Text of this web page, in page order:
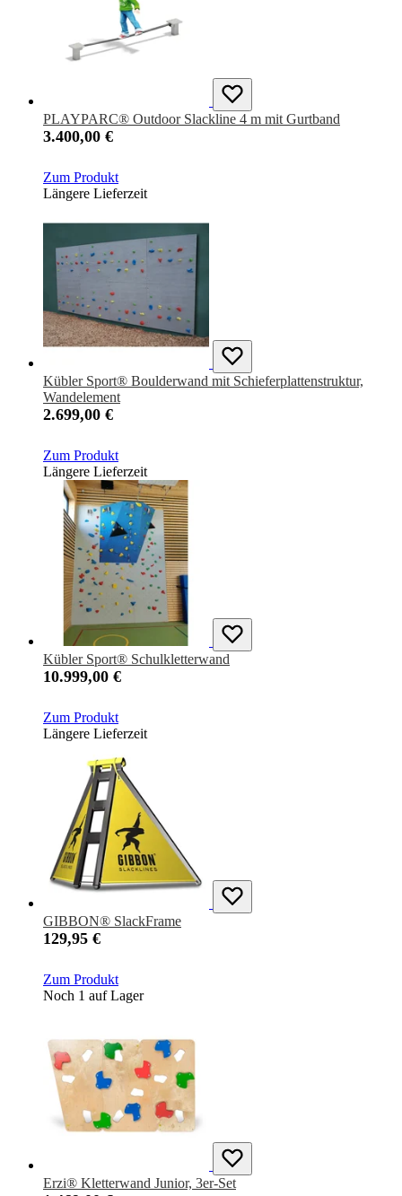
PLAYPARC® Outdoor Slackline 4 m mit Gurtband
3.400,00 €
Zum Produkt
Längere Lieferzeit
Kübler Sport® Boulderwand mit Schieferplattenstruktur,
Wandelement
2.699,00 €
Zum Produkt
Längere Lieferzeit
Kübler Sport® Schulkletterwand
10.999,00 €
Zum Produkt
Längere Lieferzeit
GIBBON® SlackFrame
129,95 €
Zum Produkt
Noch 1 auf Lager
Erzi® Kletterwand Junior, 3er-Set